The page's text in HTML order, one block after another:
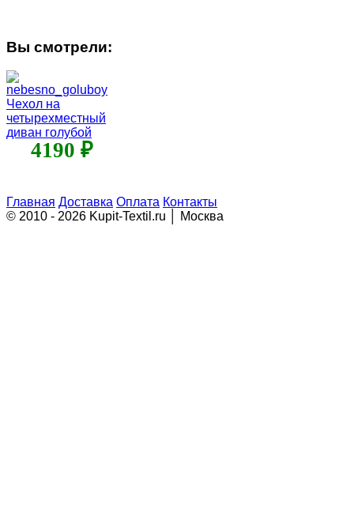
Вы смотрели:
Чехол на
четырехместный
диван голубой
4190 ₽
Главная Доставка Оплата Контакты
© 2010 - 2026 Kupit-Textil.ru │ Москва